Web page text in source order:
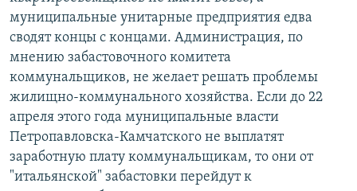
муниципальные унитарные предприятия едва
сводят концы с концами. Администрация, по
мнению забастовочного комитета
коммунальщиков, не желает решать проблемы
жилищно-коммунального хозяйства. Если до 22
апреля этого года муниципальные власти
Петропавловска-Камчатского не выплатят
заработную плату коммунальщикам, то они от
"итальянской" забастовки перейдут к